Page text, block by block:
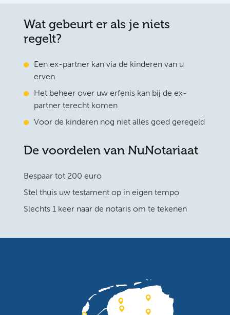
Wat gebeurt er als je niets
regelt?
Een ex-partner kan via de kinderen van u
erven
Het beheer over uw erfenis kan bij de ex-
partner terecht komen
Voor de kinderen nog niet alles goed geregeld
De voordelen van NuNotariaat
Bespaar tot 200 euro
Stel thuis uw testament op in eigen tempo
Slechts 1 keer naar de notaris om te tekenen